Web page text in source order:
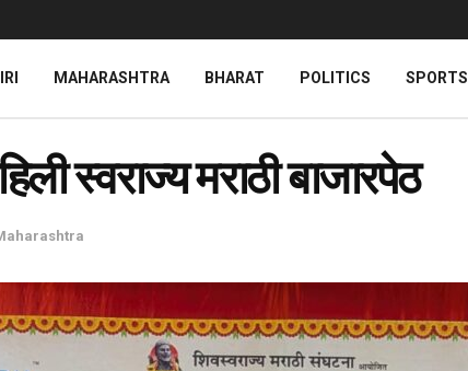
MAHARASHTRA BHARAT POLITICS SPORTS
स्वराज्य मराठी बाजारपेठ